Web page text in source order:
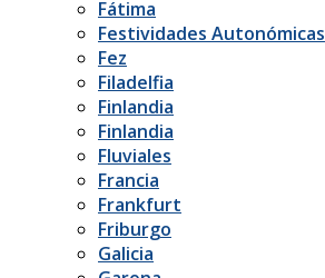
Fátima
Festividades Autonómicas
Fez
Filadelfia
Finlandia
Finlandia
Fluviales
Francia
Frankfurt
Friburgo
Galicia